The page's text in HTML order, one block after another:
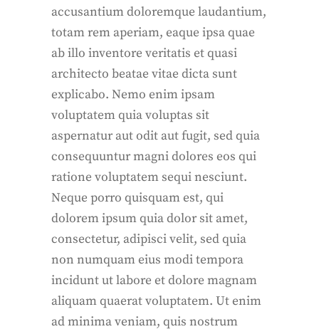
accusantium doloremque laudantium,
totam rem aperiam, eaque ipsa quae
ab illo inventore veritatis et quasi
architecto beatae vitae dicta sunt
explicabo. Nemo enim ipsam
voluptatem quia voluptas sit
aspernatur aut odit aut fugit, sed quia
consequuntur magni dolores eos qui
ratione voluptatem sequi nesciunt.
Neque porro quisquam est, qui
dolorem ipsum quia dolor sit amet,
consectetur, adipisci velit, sed quia
non numquam eius modi tempora
incidunt ut labore et dolore magnam
aliquam quaerat voluptatem. Ut enim
ad minima veniam, quis nostrum